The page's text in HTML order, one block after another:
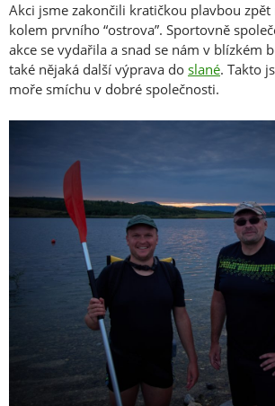
Akci jsme zakončili kratičkou plavbou zpět
kolem prvního “ostrova”. Sportovně
akce se vydařila a snad se nám v blízkém
také nějaká další výprava do slané. Takto
moře smíchu v dobré společnosti.